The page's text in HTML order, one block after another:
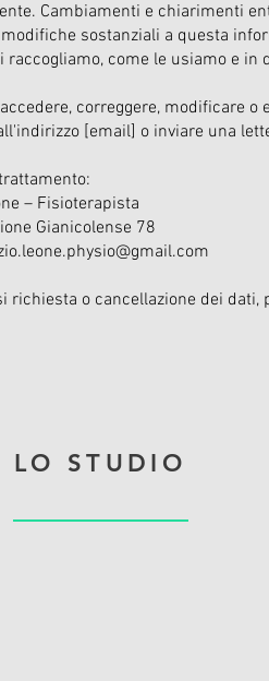
Cambiamenti e chiarimenti
sostanziali a questa
raccogliamo, come le usiamo e
correggere, modificare
[email] o inviare una
– Fisioterapista
Gianicolense 78
richiesta o cancellazione dei
LO STUDIO